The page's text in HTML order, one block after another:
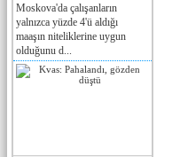
Moskova'da çalışanların
yalnızca yüzde 4'ü aldığı
maaşın niteliklerine uygun
olduğunu d...